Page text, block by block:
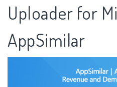
Uploader for
AppSimilar